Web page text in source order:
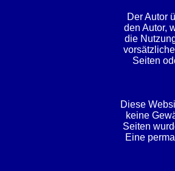
Der Autor
den Autor,
die
Seiten
Diese
keine
Seiten
Eine